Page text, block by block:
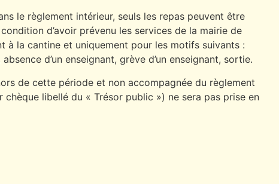
le règlement intérieur, seuls les repas peuvent être
d’avoir prévenu les services de la mairie de
à la cantine et uniquement pour les motifs suivants :
d’un enseignant, grève d’un enseignant, sortie.
de cette période et non accompagnée du règlement
chèque libellé du « Trésor public ») ne sera pas prise en